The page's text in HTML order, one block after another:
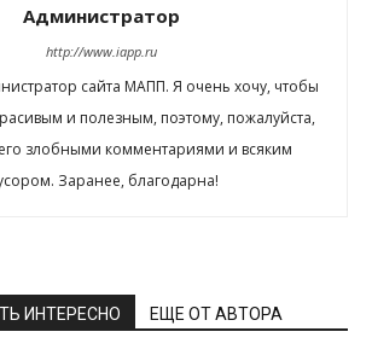
Администратор
http://www.iapp.ru
сайта МАПП. Я очень хочу, чтобы
и полезным, поэтому, пожалуйста,
злобными комментариями и всяким
Заранее, благодарна!
ИНТЕРЕСНО ЕЩЕ ОТ АВТОРА